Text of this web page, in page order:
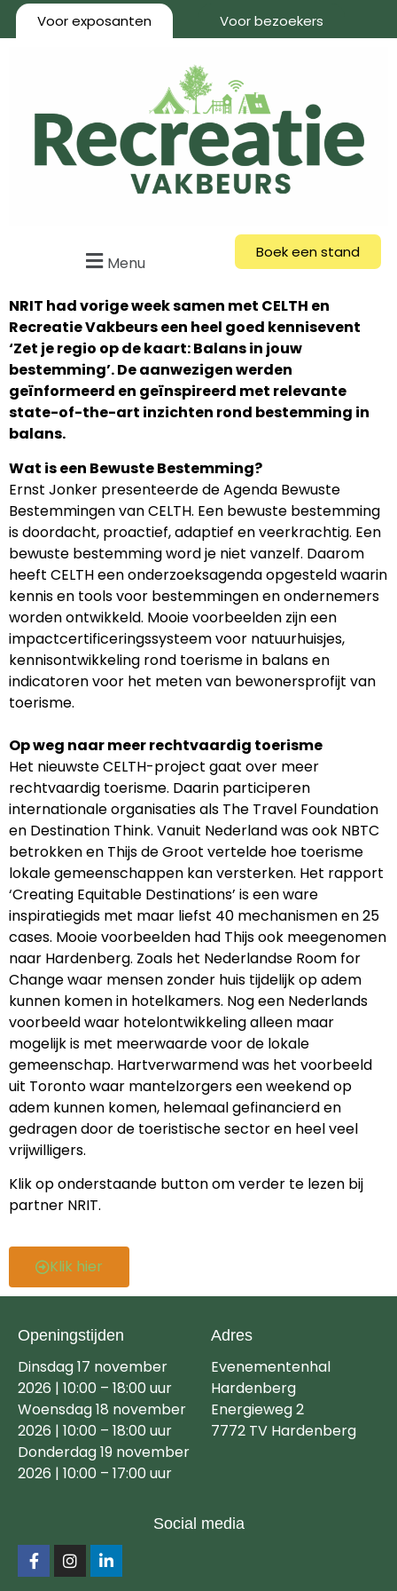
Voor exposanten Voor bezoekers
Menu
Boek een stand
NRIT had vorige week samen met CELTH en
Recreatie Vakbeurs een heel goed kennisevent
‘Zet je regio op de kaart: Balans in jouw
bestemming’. De aanwezigen werden
geïnformeerd en geïnspireerd met relevante
state-of-the-art inzichten rond bestemming in
balans.
Wat is een Bewuste Bestemming?
Ernst Jonker presenteerde de Agenda Bewuste
Bestemmingen van CELTH. Een bewuste bestemming
is doordacht, proactief, adaptief en veerkrachtig. Een
bewuste bestemming word je niet vanzelf. Daarom
heeft CELTH een onderzoeksagenda opgesteld waarin
kennis en tools voor bestemmingen en ondernemers
worden ontwikkeld. Mooie voorbeelden zijn een
impactcertificeringssysteem voor natuurhuisjes,
kennisontwikkeling rond toerisme in balans en
indicatoren voor het meten van bewonersprofijt van
toerisme.
Op weg naar meer rechtvaardig toerisme
Het nieuwste CELTH-project gaat over meer
rechtvaardig toerisme. Daarin participeren
internationale organisaties als The Travel Foundation
en Destination Think. Vanuit Nederland was ook NBTC
betrokken en Thijs de Groot vertelde hoe toerisme
lokale gemeenschappen kan versterken. Het rapport
‘Creating Equitable Destinations’ is een ware
inspiratiegids met maar liefst 40 mechanismen en 25
cases. Mooie voorbeelden had Thijs ook meegenomen
naar Hardenberg. Zoals het Nederlandse Room for
Change waar mensen zonder huis tijdelijk op adem
kunnen komen in hotelkamers. Nog een Nederlands
voorbeeld waar hotelontwikkeling alleen maar
mogelijk is met meerwaarde voor de lokale
gemeenschap. Hartverwarmend was het voorbeeld
uit Toronto waar mantelzorgers een weekend op
adem kunnen komen, helemaal gefinancierd en
gedragen door de toeristische sector en heel veel
vrijwilligers.
Klik op onderstaande button om verder te lezen bij
partner NRIT.
Klik hier
Openingstijden
Dinsdag 17 november
2026 | 10:00 – 18:00 uur
Woensdag 18 november
2026 | 10:00 – 18:00 uur
Donderdag 19 november
2026 | 10:00 – 17:00 uur
Adres
Evenementenhal
Hardenberg
Energieweg 2
7772 TV Hardenberg
Social media